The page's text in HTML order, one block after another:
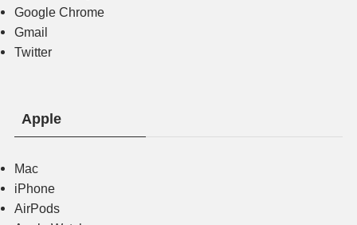
Google Chrome
Gmail
Twitter
Apple
Mac
iPhone
AirPods